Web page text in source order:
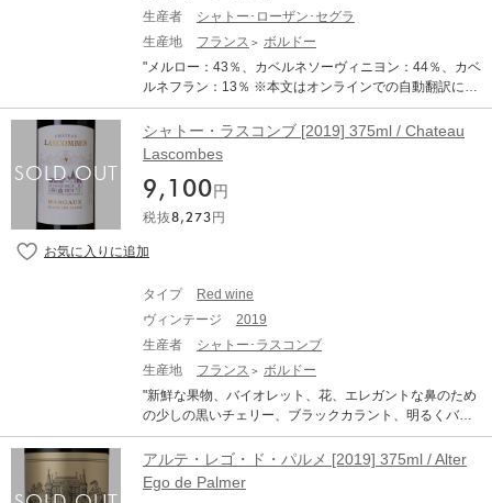
生産者
シャトー･ローザン･セグラ
生産地
フランス
ボルドー
"メルロー：43％、カベルネソーヴィニヨン：44％、カベ
ルネフラン：13％ ※本文はオンラインでの自動翻訳にな
ります。"
シャトー・ラスコンブ [2019] 375ml / Chateau
Lascombes
9,100 円
税抜8,273 円
タイプ
Red wine
ヴィンテージ
2019
生産者
シャトー･ラスコンブ
生産地
フランス
ボルドー
"新鮮な果物、バイオレット、花、エレガントな鼻のため
の少しの黒いチェリー、ブラックカラント、明るくバラ
ンスのとれたフィニッシュは長く、持続的で、ビロード
のような、表現力豊かで新鮮です50％カベルネソーヴィ
ニヨン 45％メルロー 5％プチヴェルド ※本文はオンライ
ンでの自動翻訳になります。"
アルテ・レゴ・ド・パルメ [2019] 375ml / Alter
Ego de Palmer